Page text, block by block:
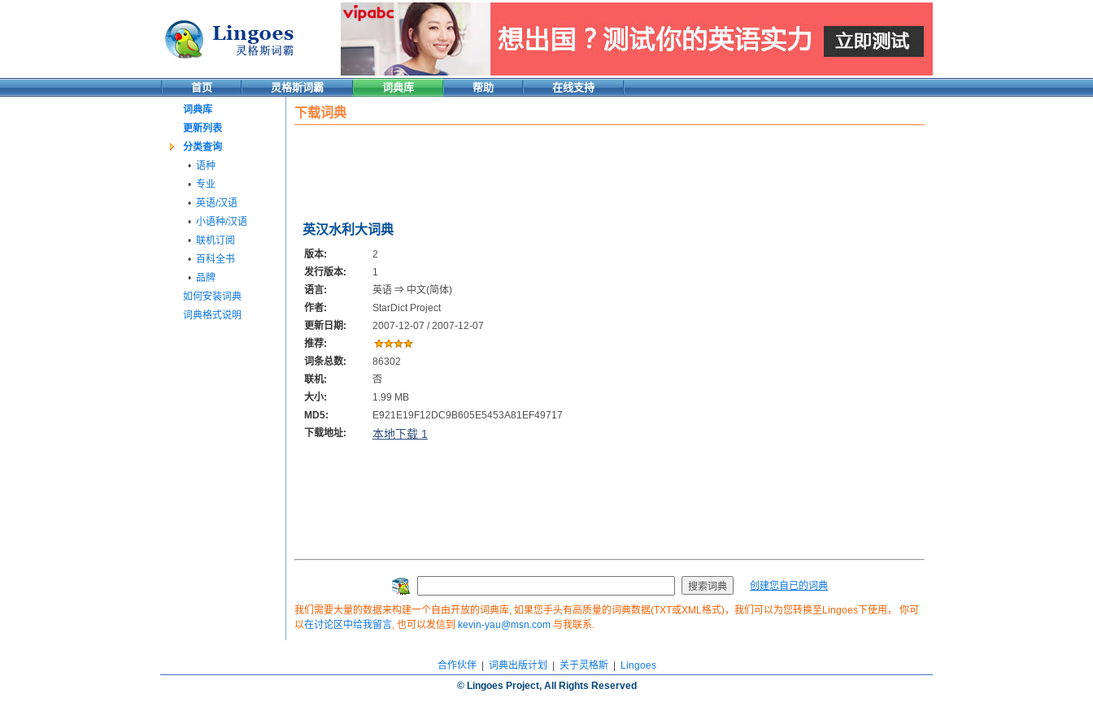
首页 灵格斯词霸 词典库 帮助 在线支持
词典库
更新列表
分类查询
• 语种
• 专业
• 英语/汉语
• 小语种/汉语
• 联机订阅
• 百科全书
• 品牌
如何安装词典
词典格式说明
下载词典
英汉水利大词典
版本:
2
发行版本:
1
语言:
英语 ⇒ 中文(简体)
作者:
StarDict Project
更新日期:
2007-12-07 / 2007-12-07
推荐:
词条总数:
86302
联机:
否
大小:
1.99 MB
MD5:
E921E19F12DC9B605E5453A81EF49717
下载地址:
本地下载 1
创建您自已的词典
我们需要大量的数据来构建一个自由开放的词典库, 如果您手头有高质量的词典数据(TXT或XML格式)，我们可以为您转换至Lingoes下使用， 你可
以在讨论区中给我留言, 也可以发信到 kevin-yau@msn.com 与我联系.
合作伙伴| 词典出版计划 关于灵格斯|
Lingoes
© Lingoes Project, All Rights Reserved